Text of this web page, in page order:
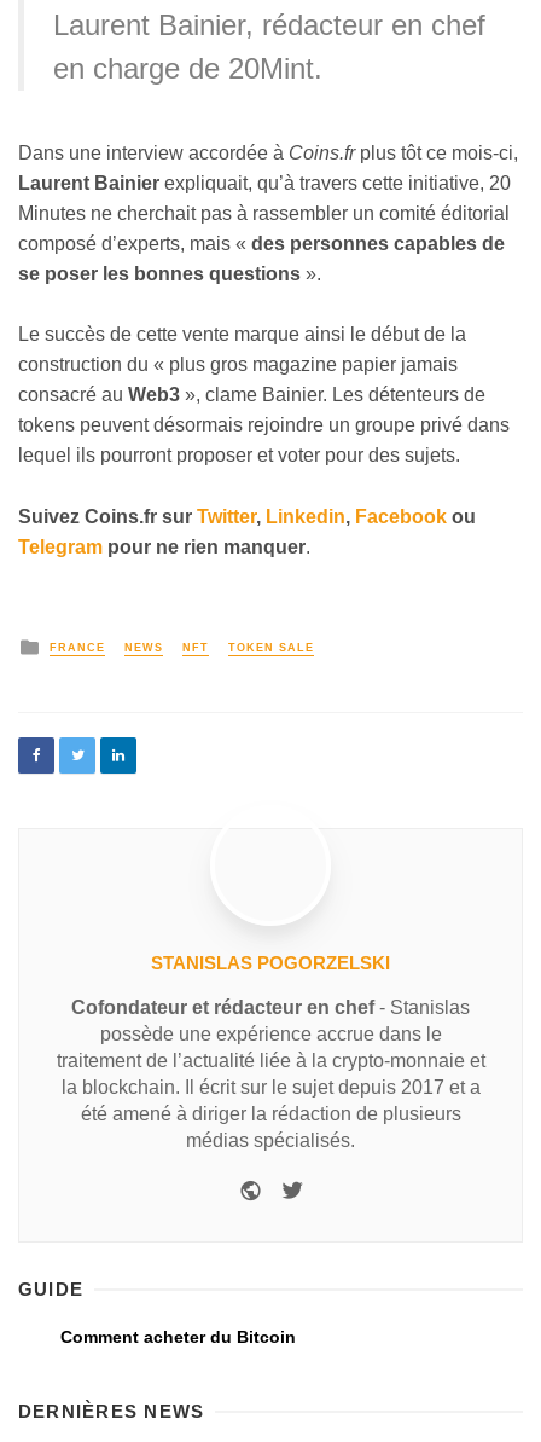
Laurent Bainier, rédacteur en chef
en charge de 20Mint.
Dans une interview accordée à Coins.frplus tôt ce mois-ci,
Laurent Bainier expliquait, qu’à travers cette initiative, 20
Minutes ne cherchait pas à rassembler un comité éditorial
composé d’experts, mais « des personnes capables de
se poser les bonnes questions ».
Le succès de cette vente marque ainsi le début de la
construction du « plus gros magazine papier jamais
consacré au Web3 », clame Bainier. Les détenteurs de
tokens peuvent désormais rejoindre un groupe privé dans
lequel ils pourront proposer et voter pour des sujets.
Suivez Coins.fr sur Twitter, Linkedin, Facebook ou
Telegram pour ne rien manquer.
FRANCE NEWS NFT TOKEN SALE
STANISLAS POGORZELSKI
Cofondateur et rédacteur en chef- Stanislas
possède une expérience accrue dans le
traitement de l’actualité liée à la crypto-monnaie et
la blockchain. Il écrit sur le sujet depuis 2017 et a
été amené à diriger la rédaction de plusieurs
médias spécialisés.
GUIDE
Comment acheter du Bitcoin
DERNIÈRES NEWS